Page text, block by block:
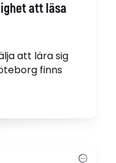
att läsa
att lära sig
finns